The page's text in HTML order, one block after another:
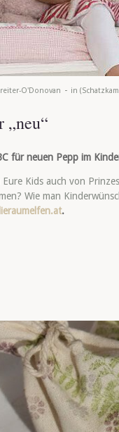
O'Donovan - in
für neuen Pepp im
Eure Kids auch von
Wie man
.